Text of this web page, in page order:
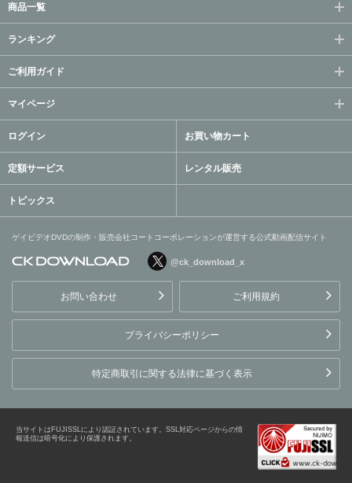
商品一覧
ランキング
ご利用ガイド
マイページ
ログイン お買い物カート
定額サービス レンタル販売
トピックス
ゲイビデオDVDの制作・販売会社コートコーポレーションが運営する公式動画配信サイト
ョンが運営する公式動画配
信サイト
@ck_download_x
お問い合わせ ご利用規約
プライバシーポリシー
特定商取引に関する法律に基づく表示
当サイトはFUJISSLにより認証されています。SSL対応ページからの情
報送信は暗号化により保護されます。